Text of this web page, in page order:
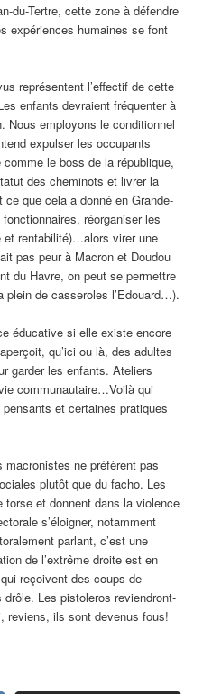
du-Tertre, cette zone à défendre
expériences humaines se font
représentent l’effectif de cette
enfants devraient fréquenter à
Nous employons le conditionnel
expulser les occupants
le boss de la république,
des cheminots et livrer la
que cela a donné en Grande-
réorganiser les
et rentabilité)…alors virer une
pas peur à Macron et Doudou
du Havre, on peut se permettre
plein de casseroles l’Edouard…).
éducative si elle existe encore
qu’ici ou là, des adultes
garder les enfants. Ateliers
communautaire…Voilà qui
et certaines pratiques
macronistes ne préfèrent pas
plutôt que du facho. Les
et donnent dans la violence
s’éloigner, notamment
parlant, c’est une
de l’extrême droite est en
reçoivent des coups de
Les pistoleros reviendront-
reviens, ils sont devenus fous!